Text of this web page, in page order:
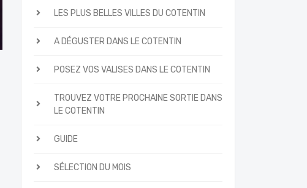
LES PLUS BELLES VILLES DU COTENTIN
A DÉGUSTER DANS LE COTENTIN
POSEZ VOS VALISES DANS LE COTENTIN
TROUVEZ VOTRE PROCHAINE SORTIE DANS
LE COTENTIN
GUIDE
SÉLECTION DU MOIS